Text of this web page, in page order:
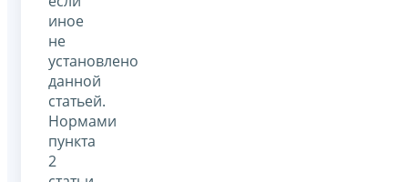
иное
не
установлено
данной
статьей.
Нормами
пункта
2